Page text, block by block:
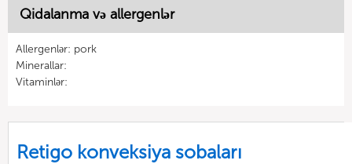
Qidalanma və allergenlər
Allergenlər: pork
Minerallar:
Vitaminlər:
Retigo konveksiya sobaları